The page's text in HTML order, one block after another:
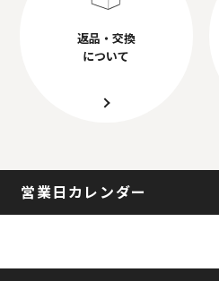
返品・交換
について
営業日カレンダー